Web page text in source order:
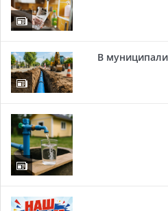
В